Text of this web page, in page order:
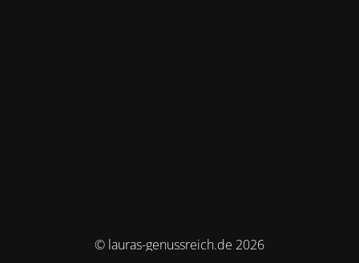
© lauras-genussreich.de 2026